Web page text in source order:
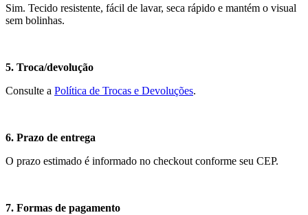
Sim. Tecido resistente, fácil de lavar, seca rápido e mantém o visual
sem bolinhas.
5. Troca/devolução
Consulte a Política de Trocas e Devoluções.
6. Prazo de entrega
O prazo estimado é informado no checkout conforme seu CEP.
7. Formas de pagamento